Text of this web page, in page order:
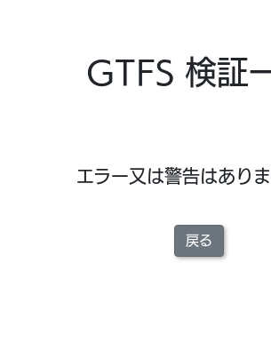
GTFS 検証
エラー又は警告はありま
戻る